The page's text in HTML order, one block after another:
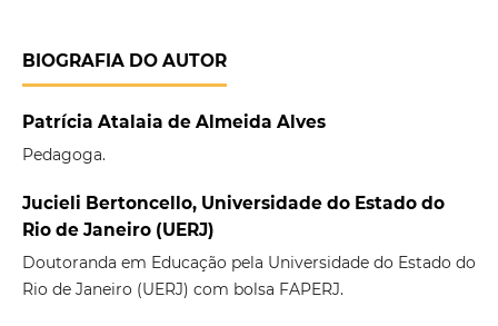
BIOGRAFIA DO AUTOR
Patrícia Atalaia de Almeida Alves
Pedagoga.
Jucieli Bertoncello, Universidade do Estado do
Rio de Janeiro (UERJ)
Doutoranda em Educação pela Universidade do Estado do
Rio de Janeiro (UERJ) com bolsa FAPERJ.